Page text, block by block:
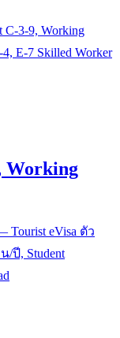
C-3-9, Working
E-7 Skilled Worker
Working
eVisa ตัว
/ปี, Student